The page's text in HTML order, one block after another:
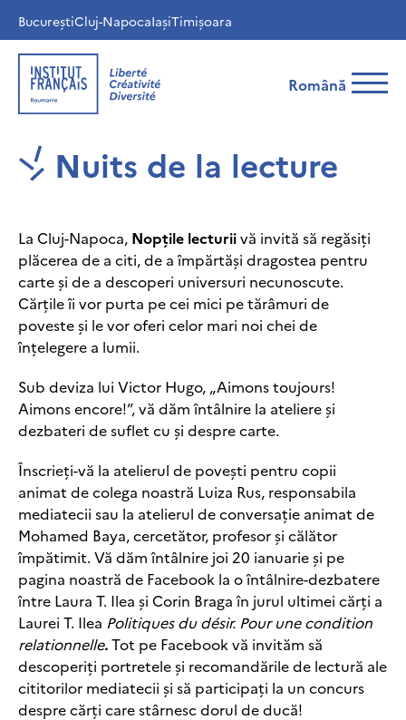
BucureștiCluj-NapocaIașiTimișoara
Română
Nuits de la lecture
La Cluj-Napoca, Nopțile lecturiivă invită să regăsiți
plăcerea de a citi, de a împărtăși dragostea pentru
carte și de a descoperi universuri necunoscute.
Cărțile îi vor purta pe cei mici pe tărâmuri de
poveste și le vor oferi celor mari noi chei de
înțelegere a lumii.
Sub deviza lui Victor Hugo, „Aimons toujours!
Aimons encore!”, vă dăm întâlnire la ateliere și
dezbateri de suflet cu și despre carte.
Înscrieți-vă la atelierul de povești pentru copii
animat de colega noastră Luiza Rus, responsabila
mediatecii sau la atelierul de conversație animat de
Mohamed Baya, cercetător, profesor și călător
împătimit. Vă dăm întâlnire joi 20 ianuarie și pe
pagina noastră de Facebook la o întâlnire-dezbatere
între Laura T. Ilea și Corin Braga în jurul ultimei cărți a
Laurei T. Ilea Politiques du désir. Pour une condition
relationnelle.Tot pe Facebook vă invităm să
descoperiți portretele și recomandările de lectură ale
cititorilor mediatecii și să participați la un concurs
despre cărți care stârnesc dorul de ducă!